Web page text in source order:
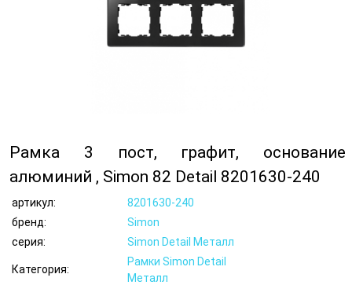
Рамка 3 пост, графит, основание
алюминий , Simon 82 Detail 8201630-240
артикул:
8201630-240
бренд:
Simon
серия:
Simon Detail Металл
Категория:
Рамки Simon Detail
Металл